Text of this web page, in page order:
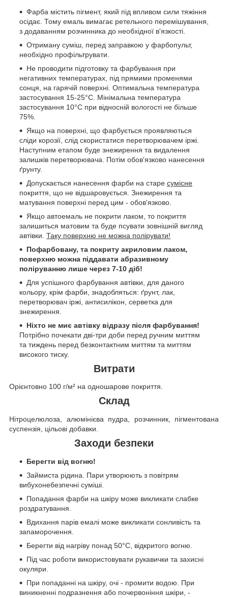
Фарба містить пігмент, який під впливом сили тяжіння
осідає. Тому емаль вимагає ретельного перемішування,
з додаванням розчинника до необхідної в'язкості.
Отриману суміш, перед заправкою у фарбопульт,
необхідно профільтрувати.
Не проводити підготовку та фарбування при
негативних температурах, під прямими променями
сонця, на гарячій поверхні. Оптимальна температура
застосування 15-25°C. Мінімальна температура
застосування 10°C при відносній вологості не більше
75%.
Якщо на поверхні, що фарбується проявляються
сліди корозії, слід скористатися перетворювачем іржі.
Наступним етапом буде знежирення та видалення
залишків перетворювача. Потім обов'язково нанесення
ґрунту.
Допускається нанесення фарби на старе сумісне
покриття, що не відшаровується. Знежирення та
матування поверхні перед цим - обов'язково.
Якщо автоемаль не покрити лаком, то покриття
залишиться матовим та буде псувати зовнішній вигляд
автівки. Таку поверхню не можна полірувати!
Пофарбовану, та покриту акриловим лаком,
поверхню можна піддавати абразивному
поліруванню лише через 7-10 діб!
Для успішного фарбування автівки, для даного
кольору, крім фарби, знадобляться: ґрунт, лак,
перетворювач іржі, антисилікон, серветка для
знежирення.
Ніхто не миє автівку відразу після фарбування!
Потрібно почекати дві-три доби перед ручним миттям
та тиждень перед безконтактним миттям та миттям
високого тиску.
Витрати
Орієнтовно 100 г/м² на одношарове покриття.
Склад
Нітроцелюлоза, алюмінієва пудра, розчинник, пігментована
суспензія, цільові добавки.
Заходи безпеки
Берегти від вогню!
Займиста рідина. Пари утворюють з повітрям
вибухонебезпечні суміші.
Попадання фарби на шкіру може викликати слабке
роздратування.
Вдихання парів емалі може викликати сонливість та
запаморочення.
Берегти від нагріву понад 50°C, відкритого вогню.
Під час роботи використовувати рукавички та захисні
окуляри.
При попаданні на шкіру, очі - промити водою. При
виникненні подразнення або почервоніння шкіри, -